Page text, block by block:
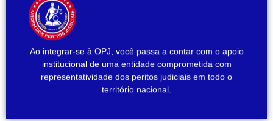
Ao integrar-se à OPJ, você passa a contar com o apoio
institucional de uma entidade comprometida com
representatividade dos peritos judiciais em todo o
território nacional.
A OPJ É PARA VOCÊ QUE:
- Quer iniciar como perito judicial - Deseja uma nova
fonte de renda - Já atua e quer mais oportunidades -
Quer se posicionar no mercado jurídico - Busca